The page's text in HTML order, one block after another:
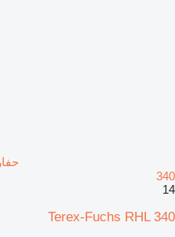
340
14
Terex-Fuchs RHL 340